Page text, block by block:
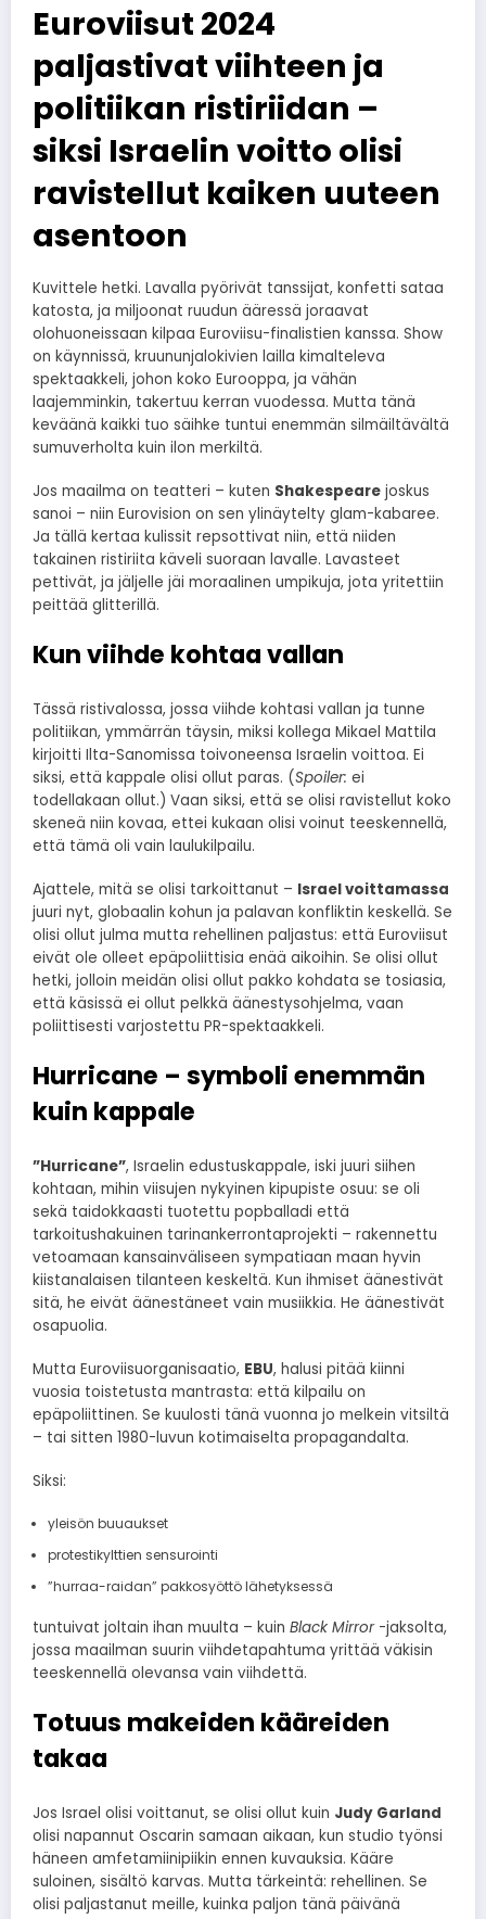
Euroviisut 2024
paljastivat viihteen ja
politiikan ristiriidan –
siksi Israelin voitto olisi
ravistellut kaiken uuteen
asentoon
Kuvittele hetki. Lavalla pyörivät tanssijat, konfetti sataa
katosta, ja miljoonat ruudun ääressä joraavat
olohuoneissaan kilpaa Euroviisu-finalistien kanssa. Show
on käynnissä, kruununjalokivien lailla kimalteleva
spektaakkeli, johon koko Eurooppa, ja vähän
laajemminkin, takertuu kerran vuodessa. Mutta tänä
keväänä kaikki tuo säihke tuntui enemmän silmäiltävältä
sumuverholta kuin ilon merkiltä.
Jos maailma on teatteri – kuten Shakespeare joskus
sanoi – niin Eurovision on sen ylinäytelty glam-kabaree.
Ja tällä kertaa kulissit repsottivat niin, että niiden
takainen ristiriita käveli suoraan lavalle. Lavasteet
pettivät, ja jäljelle jäi moraalinen umpikuja, jota yritettiin
peittää glitterillä.
Kun viihde kohtaa vallan
Tässä ristivalossa, jossa viihde kohtasi vallan ja tunne
politiikan, ymmärrän täysin, miksi kollega Mikael Mattila
kirjoitti Ilta-Sanomissa toivoneensa Israelin voittoa. Ei
siksi, että kappale olisi ollut paras. (Spoiler: ei
todellakaan ollut.) Vaan siksi, että se olisi ravistellut koko
skeneä niin kovaa, ettei kukaan olisi voinut teeskennellä,
että tämä oli vain laulukilpailu.
Ajattele, mitä se olisi tarkoittanut – Israel voittamassa
juuri nyt, globaalin kohun ja palavan konfliktin keskellä. Se
olisi ollut julma mutta rehellinen paljastus: että Euroviisut
eivät ole olleet epäpoliittisia enää aikoihin. Se olisi ollut
hetki, jolloin meidän olisi ollut pakko kohdata se tosiasia,
että käsissä ei ollut pelkkä äänestysohjelma, vaan
poliittisesti varjostettu PR-spektaakkeli.
Hurricane – symboli enemmän
kuin kappale
”Hurricane”, Israelin edustuskappale, iski juuri siihen
kohtaan, mihin viisujen nykyinen kipupiste osuu: se oli
sekä taidokkaasti tuotettu popballadi että
tarkoitushakuinen tarinankerrontaprojekti – rakennettu
vetoamaan kansainväliseen sympatiaan maan hyvin
kiistanalaisen tilanteen keskeltä. Kun ihmiset äänestivät
sitä, he eivät äänestäneet vain musiikkia. He äänestivät
osapuolia.
Mutta Euroviisuorganisaatio, EBU, halusi pitää kiinni
vuosia toistetusta mantrasta: että kilpailu on
epäpoliittinen. Se kuulosti tänä vuonna jo melkein vitsiltä
– tai sitten 1980-luvun kotimaiselta propagandalta.
Siksi:
yleisön buuaukset
protestikylttien sensurointi
”hurraa-raidan” pakkosyöttö lähetyksessä
tuntuivat joltain ihan muulta – kuin Black Mirror-jaksolta,
jossa maailman suurin viihdetapahtuma yrittää väkisin
teeskennellä olevansa vain viihdettä.
Totuus makeiden kääreiden
takaa
Jos Israel olisi voittanut, se olisi ollut kuin Judy Garland
olisi napannut Oscarin samaan aikaan, kun studio työnsi
häneen amfetamiinipiikin ennen kuvauksia. Kääre
suloinen, sisältö karvas. Mutta tärkeintä: rehellinen. Se
olisi paljastanut meille, kuinka paljon tänä päivänä